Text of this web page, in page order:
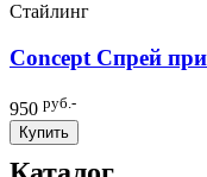
Стайлинг
Concept Спрей
950 руб.-
Купить